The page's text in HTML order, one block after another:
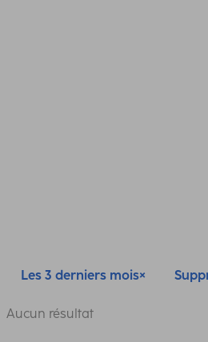
Les 3 derniers mois
Aucun résultat